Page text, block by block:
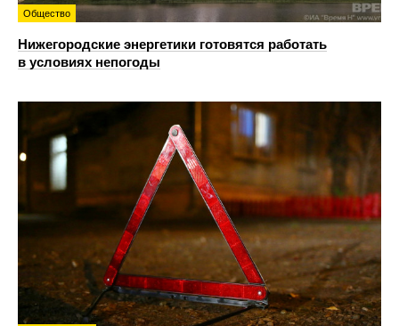
Общество
Нижегородские энергетики готовятся работать
в условиях непогоды